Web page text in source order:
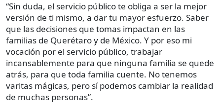
“Sin duda, el servicio público te obliga a ser la mejor
versión de ti mismo, a dar tu mayor esfuerzo. Saber
que las decisiones que tomas impactan en las
familias de Querétaro y de México. Y por eso mi
vocación por el servicio público, trabajar
incansablemente para que ninguna familia se quede
atrás, para que toda familia cuente. No tenemos
varitas mágicas, pero sí podemos cambiar la realidad
de muchas personas”.